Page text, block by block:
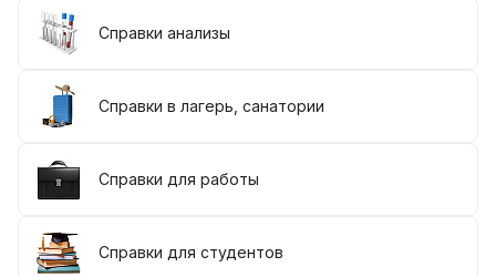
Справки анализы
Справки в лагерь, санатории
Справки для работы
Справки для студентов